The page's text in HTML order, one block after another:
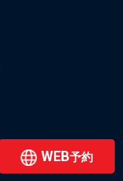
WEB予約